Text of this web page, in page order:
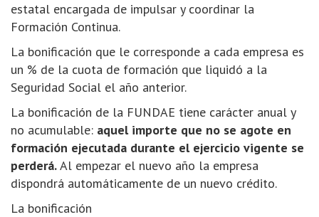
estatal encargada de impulsar y coordinar la
Formación Continua.
La bonificación que le corresponde a cada empresa es
un % de la cuota de formación que liquidó a la
Seguridad Social el año anterior.
La bonificación de la FUNDAE tiene carácter anual y
no acumulable: aquel importe que no se agote en
formación ejecutada durante el ejercicio vigente se
perderá.Al empezar el nuevo año la empresa
dispondrá automáticamente de un nuevo crédito.
La bonificación